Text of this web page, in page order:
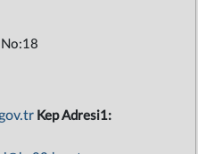
Kep Adresi1: